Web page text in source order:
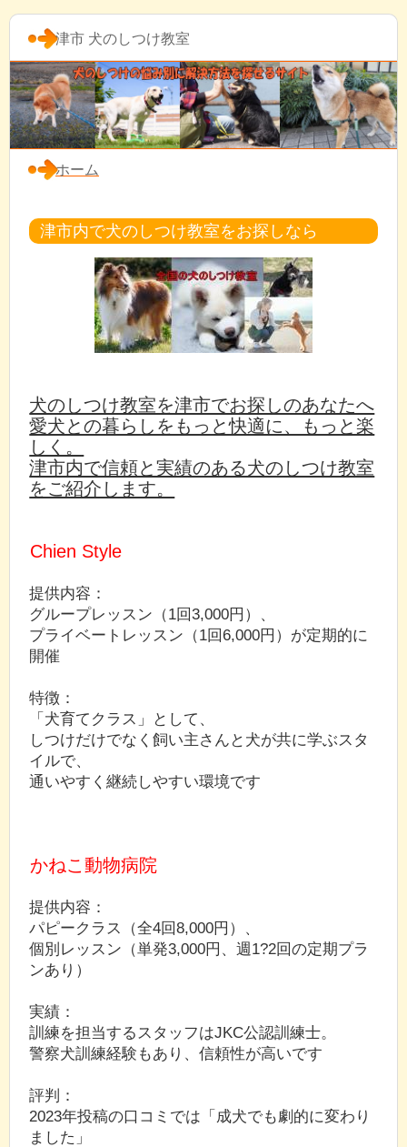
津市 犬のしつけ教室
ホーム
津市内で犬のしつけ教室をお探しなら
犬のしつけ教室を津市でお探しのあなたへ
愛犬との暮らしをもっと快適に、もっと楽
しく。
津市内で信頼と実績のある犬のしつけ教室
をご紹介します。
Chien Style
提供内容：
グループレッスン（1回3,000円）、
プライベートレッスン（1回6,000円）が定期的に
開催
特徴：
「犬育てクラス」として、
しつけだけでなく飼い主さんと犬が共に学ぶスタ
イルで、
通いやすく継続しやすい環境です
かねこ動物病院
提供内容：
パピークラス（全4回8,000円）、
個別レッスン（単発3,000円、週1?2回の定期プラ
ンあり）
実績：
訓練を担当するスタッフはJKC公認訓練士。
警察犬訓練経験もあり、信頼性が高いです
評判：
2023年投稿の口コミでは「成犬でも劇的に変わり
ました」